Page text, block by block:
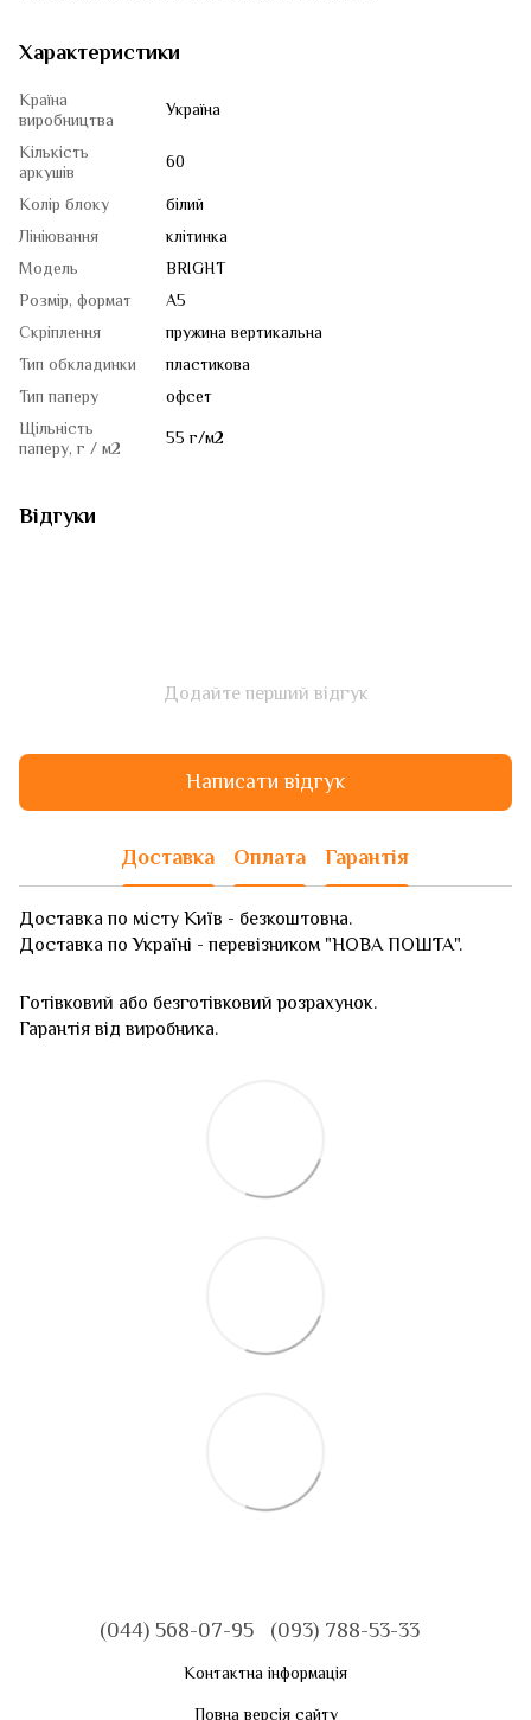
Характеристики
Країна
виробництва
Україна
Кількість
аркушів
60
Колір блоку
білий
Лініювання
клітинка
Модель
BRIGHT
Розмір, формат
A5
Скріплення
пружина вертикальна
Тип обкладинки
пластикова
Тип паперу
офсет
Щільність
паперу, г / м2
55 г/м2
Відгуки
Додайте перший відгук
Написати відгук
Доставка Оплата Гарантія
Доставка по місту Київ - безкоштовна.
Доставка по Україні - перевізником "НОВА ПОШТА".
Готівковий або безготівковий розрахунок.
Гарантія від виробника.
(044) 568-07-95 (093) 788-53-33
Контактна інформація
Повна версія сайту